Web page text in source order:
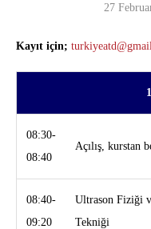
27
Kayıt için;
08:30-
08:40
Açılış, kurstan
08:40-
09:20
Ultrason Fiziği
Tekniği